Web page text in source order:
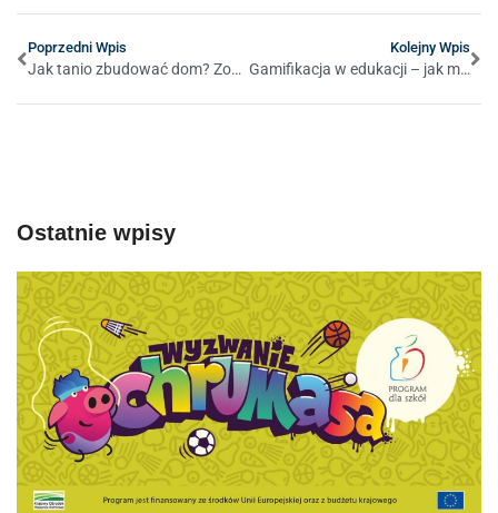
Poprzedni Wpis
Jak tanio zbudować dom? Zobacz gotowy projekt, z którym zrealizujesz to marzenie!
Kolejny Wpis
Gamifikacja w edukacji – jak motywować uczniów poprzez zabawę?
Ostatnie wpisy